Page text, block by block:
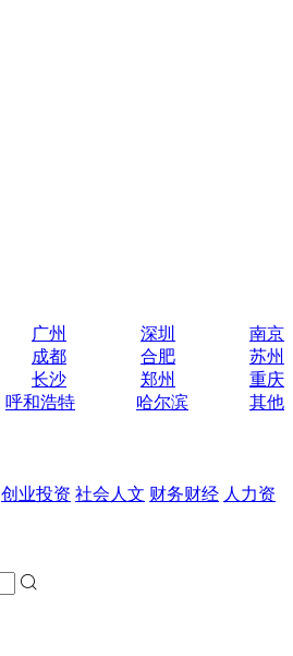
广州 深圳
南京
成都 合肥
苏州
长沙 郑州
重庆
呼和浩特 哈尔滨
其他
创业投资 社会人文 财务财经 人力资